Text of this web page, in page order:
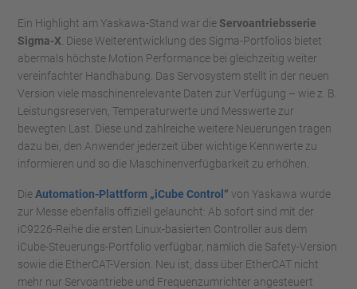
Ein Highlight am Yaskawa-Stand war die Servoantriebsserie
Sigma-X . Diese Weiterentwicklung des Sigma-Portfolios bietet
abermals höchste Motion Performance bei gleichzeitig weiter
vereinfachter Handhabung. Das Servosystem stellt in der neuen
Version viele maschinenrelevante Daten zur Verfügung – wie z. B.
Leistungsreserven, Temperaturwerte und Messwerte zur
bewegten Last. Diese und zahlreiche weitere Neuerungen tragen
dazu bei, den Anwender jederzeit über wichtige Kennwerte zu
informieren und so die Maschinenverfügbarkeit zu erhöhen.
DieAutomation-Plattform „iCube Control“ von Yaskawa wurde
zur Messe ebenfalls offiziell gelauncht: Ab sofort sind mit der
iC9226-Reihe die ersten Linux-basierten Controller aus dem
iCube-Steuerungs-Portfolio verfügbar, nämlich die Safety-Version
sowie die EtherCAT-Version. Neu ist, dass über EtherCAT nicht
mehr nur Servoantriebe und Frequenzumrichter angesteuert